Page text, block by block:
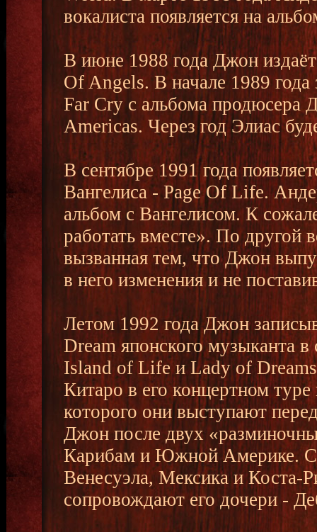
вокалиста появляется на
В июне 1988 года Джон
Of Angels. В начале 1989 года
Far Cry с альбома продюсера
Americas. Через год Элиас
В сентябре 1991 года
Вангелиса - Page Of Life.
альбом с Вангелисом. К
работать вместе». По другой
вызванная тем, что Джон
в него изменения и не
Летом 1992 года Джон
Dream японского музыканта
Island of Life и Lady of
Китаро в его концертном
которого они выступают
Джон после двух
Карибам и Южной Америке.
Венесуэла, Мексика и Коста-
сопровождают его дочери -